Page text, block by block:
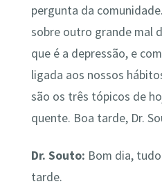
pergunta da
sobre outro grande mal
que é a depressão, e
ligada aos nossos
são os três tópicos de
quente. Boa tarde, Dr.
Dr. Souto: Bom dia,
tarde.